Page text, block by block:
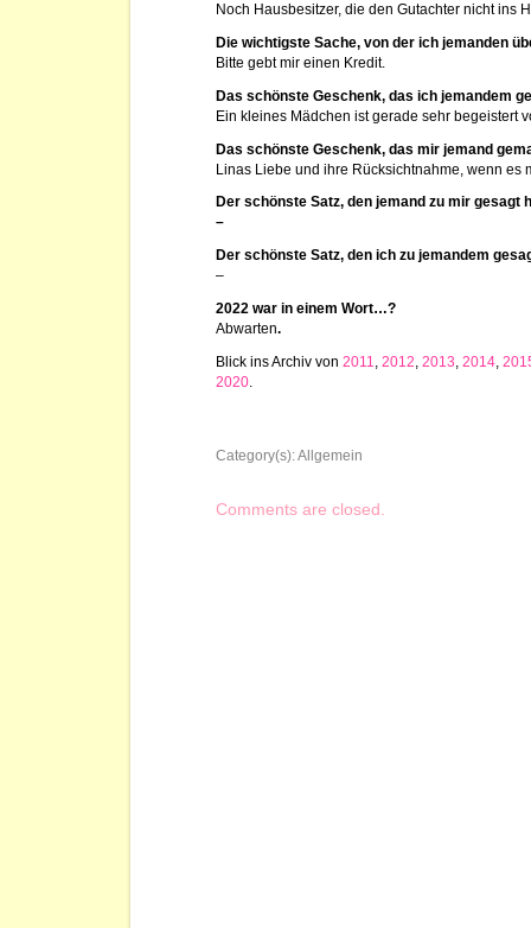
Noch Hausbesitzer, die den Gutachter nicht ins
Die wichtigste Sache, von der ich jemanden
Bitte gebt mir einen Kredit.
Das schönste Geschenk, das ich jemandem
Ein kleines Mädchen ist gerade sehr begeistert
Das schönste Geschenk, das mir jemand
Linas Liebe und ihre Rücksichtnahme, wenn es
Der schönste Satz, den jemand zu mir gesagt
–
Der schönste Satz, den ich zu jemandem
–
2022 war in einem Wort…?
Abwarten.
Blick ins Archiv von 2011 2012 2013 2014
2020
Category(s):Allgemein
Comments are closed.